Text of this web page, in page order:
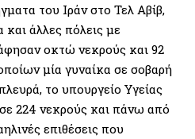
του Ιράν στο Τελ Αβίβ,
άλλες πόλεις με
οκτώ νεκρούς και 92
μία γυναίκα σε σοβαρή
το υπουργείο Υγείας
224 νεκρούς και πάνω από
επιθέσεις που